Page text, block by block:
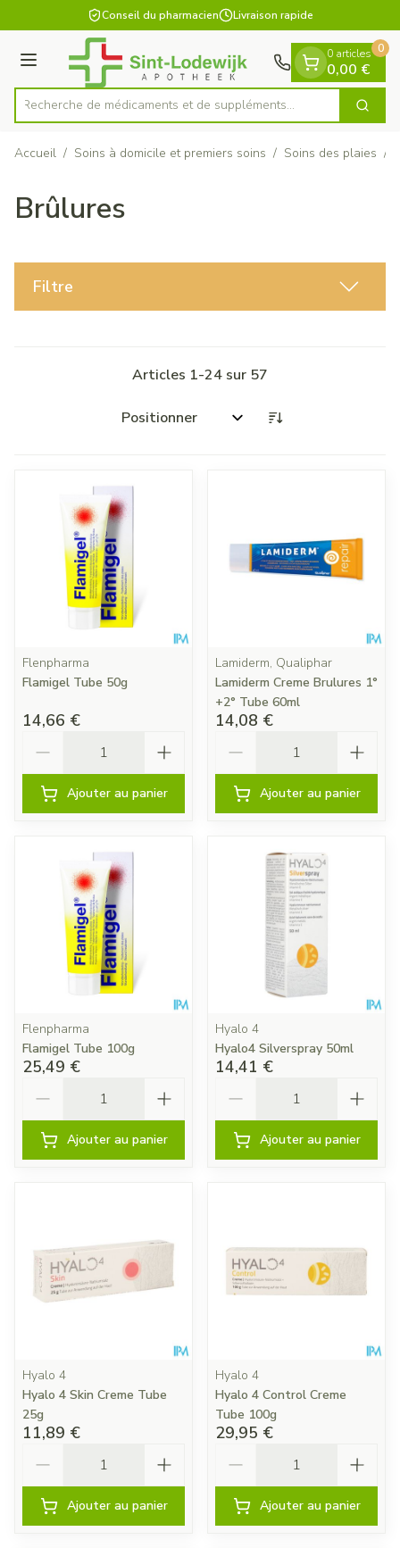
Aller au contenu
1 de 1Conseil du pharmacien Livraison rapide
Menu
Rechercher
Recherche de médicaments et de supp
0 articles
0,00 €
0
Accueil / Soins à domicile et premiers soins / Soins des plaies /
Brûlures
Filtre
Articles 1-24 sur 57
Trier par:
Flenpharma
Flamigel Tube 50g
14,66 €
Ajouter au panier
Lamiderm, Qualiphar
Lamiderm Creme Brulures 1°
+2° Tube 60ml
14,08 €
Ajouter au panier
Flenpharma
Flamigel Tube 100g
25,49 €
Ajouter au panier
Hyalo 4
Hyalo4 Silverspray 50ml
14,41 €
Ajouter au panier
Hyalo 4
Hyalo 4 Skin Creme Tube
25g
11,89 €
Ajouter au panier
Hyalo 4
Hyalo 4 Control Creme
Tube 100g
29,95 €
Ajouter au panier